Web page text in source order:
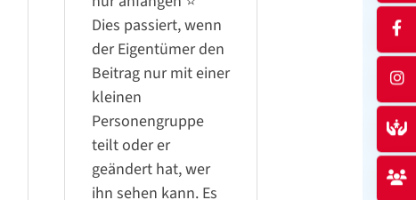
Dies passiert, wenn
der Eigentümer den
Beitrag nur mit einer
kleinen
Personengruppe
teilt oder er
geändert hat, wer
ihn sehen kann. Es